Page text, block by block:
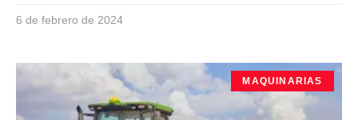
6 de febrero de 2024
MAQUINARIAS